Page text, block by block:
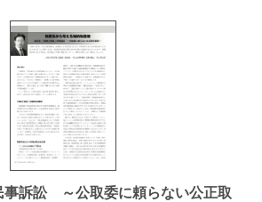
事訴訟 ～公取委に頼らない公正取